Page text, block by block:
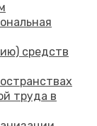
средств
труда в